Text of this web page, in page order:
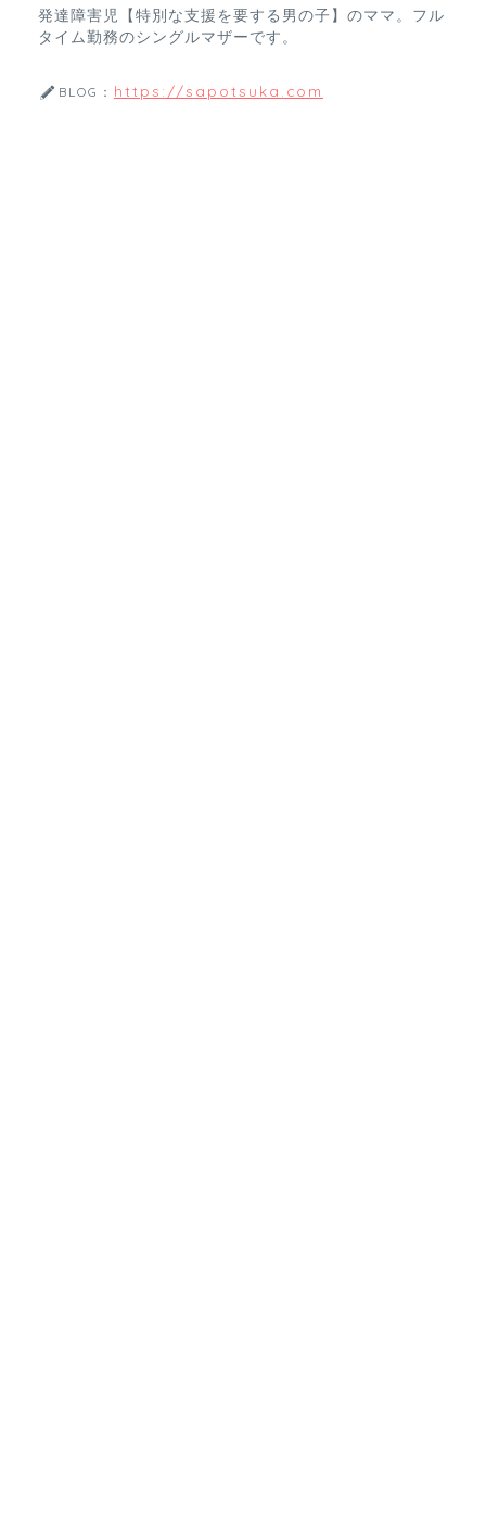
発達障害児【特別な支援を要する男の子】のママ。フル
タイム勤務のシングルマザーです。
BLOG： https://sapotsuka.com